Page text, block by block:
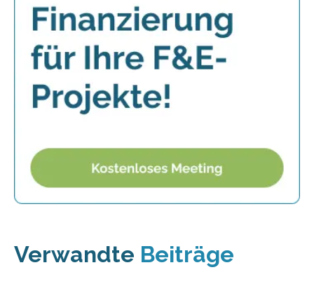
Verwandte Beiträge